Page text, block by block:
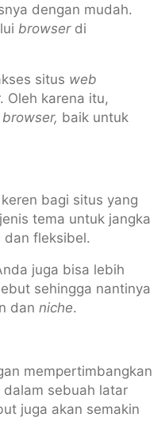
dengan mudah.
browserdi
situs web
Oleh karena itu,
browser, baik untuk
bagi situs yang
tema untuk jangka
dan fleksibel.
juga bisa lebih
sehingga nantinya
dan niche.
mempertimbangkan
sebuah latar
juga akan semakin